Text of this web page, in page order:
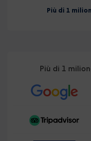
Più di 1
Più di 1